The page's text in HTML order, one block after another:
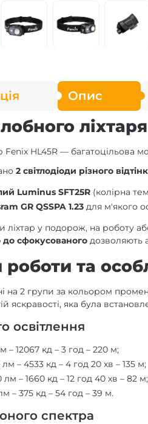
Опис
Fenix HL45R — багатоцільова
2 світлодіоди різного
Luminus SFT25R (колірна
GR QSSPA 1.23 для м'якого
у подорож, на роботу
сфокусованого дозволяють
та
на 2 групи за кольором
яскравості, яка була
освітлення
– 12067 кд – 3 год – 220 м;
лм – 4533 кд – 4 год 20 хв – 135 м;
лм – 1660 кд – 12 год 40 хв – 82 м;
– 375 кд – 54 год – 39 м.
спектра